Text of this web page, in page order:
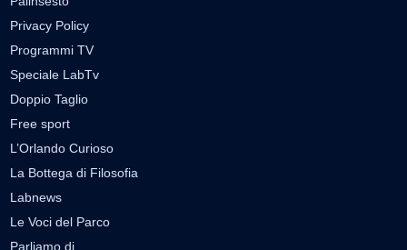
Privacy Policy
Programmi TV
Speciale LabTv
Doppio Taglio
Free sport
L’Orlando Curioso
La Bottega di Filosofia
Labnews
Le Voci del Parco
Parliamo di…